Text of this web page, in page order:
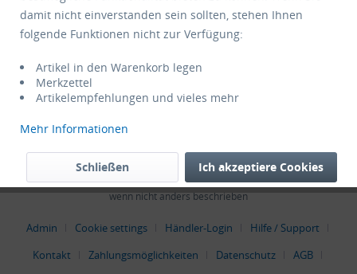
Service Hotline
Shop Service
Informationen
* Alle Preise verstehen sich zzgl. Mehrwertsteuer und
wenn nicht anders beschrieben
Admin Cookie settings Händler-Login
Hilfe / Support
Kontakt
Zahlungsmöglichkeiten Datenschutz
AGB
damit nicht einverstanden sein sollten, stehen Ihnen
folgende Funktionen nicht zur Verfügung:
Artikel in den Warenkorb legen
Merkzettel
Artikelempfehlungen und vieles mehr
Mehr Informationen
Ich akzeptiere Cookies
Schließen